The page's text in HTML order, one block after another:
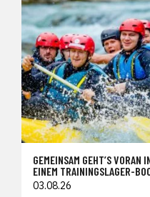
GEMEINSAM GEHT’S VORAN
EINEM TRAININGSLAGER-
03.08.26